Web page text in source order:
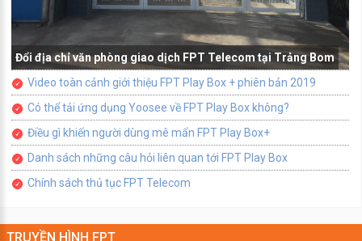
Đổi địa chỉ văn phòng giao dịch FPT Telecom tại Trảng Bom
Video toàn cảnh giới thiệu FPT Play Box + phiên bản 2019
Có thể tải ứng dụng Yoosee về FPT Play Box không?
Điều gì khiến người dùng mê mẩn FPT Play Box+
Danh sách những câu hỏi liên quan tới FPT Play Box
Chính sách thủ tục FPT Telecom
TRUYỀN HÌNH FPT